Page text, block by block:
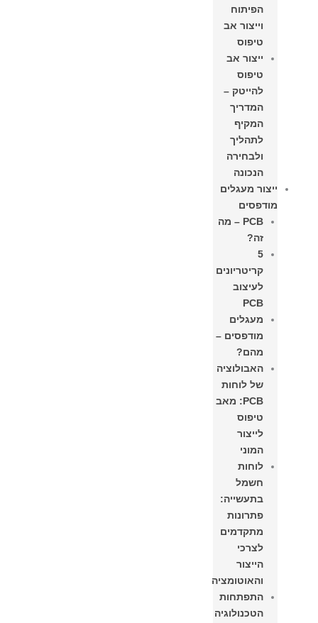
הפיתוח
וייצור אב
טיפוס
ייצור אב
טיפוס
להייטק –
המדריך
המקיף
לתהליך
ולבחירה
הנכונה
ייצור מעגלים
מודפסים
PCB – מה
זה?
5
קריטריונים
לעיצוב
PCB
מעגלים
מודפסים –
מהם?
האבולוציה
של לוחות
PCB: מאב
טיפוס
לייצור
המוני
לוחות
חשמל
בתעשייה:
פתרונות
מתקדמים
לצרכי
הייצור
והאוטומציה
התפתחות
הטכנולוגיה